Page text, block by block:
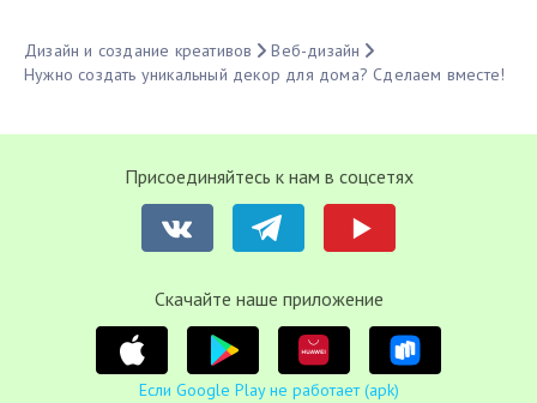
Дизайн и создание креативов
Веб-дизайн
Нужно создать уникальный декор для дома? Сделаем вместе!
Присоединяйтесь к нам в соцсетях
Cкачайте наше приложение
Если Google Play не работает (apk)